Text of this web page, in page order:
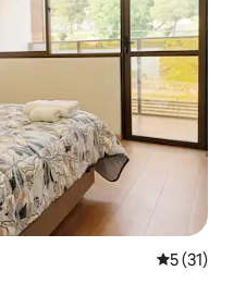
5 de uma
5 (31)